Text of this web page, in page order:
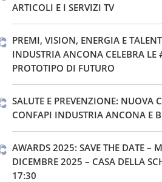
ARTICOLI E I SERVIZI TV
PREMI, VISION, ENERGIA E
INDUSTRIA ANCONA CELEBRA LE
PROTOTIPO DI FUTURO
SALUTE E PREVENZIONE: NUOVA
CONFAPI INDUSTRIA ANCONA E
AWARDS 2025: SAVE THE DATE –
DICEMBRE 2025 – CASA DELLA
17:30